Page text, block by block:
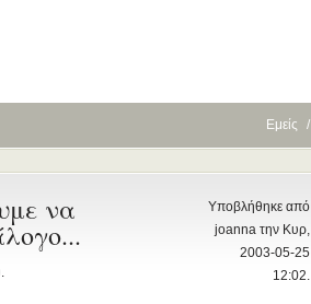
Εμείς /
Υποβλήθηκε από
joanna την Κυρ,
2003-05-25
12:02.
να